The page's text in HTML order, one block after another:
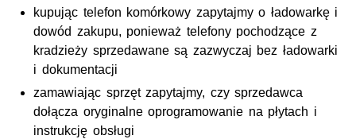
kupując telefon komórkowy zapytajmy o ładowarkę i
dowód zakupu, ponieważ telefony pochodzące z
kradzieży sprzedawane są zazwyczaj bez ładowarki
i dokumentacji
zamawiając sprzęt zapytajmy, czy sprzedawca
dołącza oryginalne oprogramowanie na płytach i
instrukcję obsługi